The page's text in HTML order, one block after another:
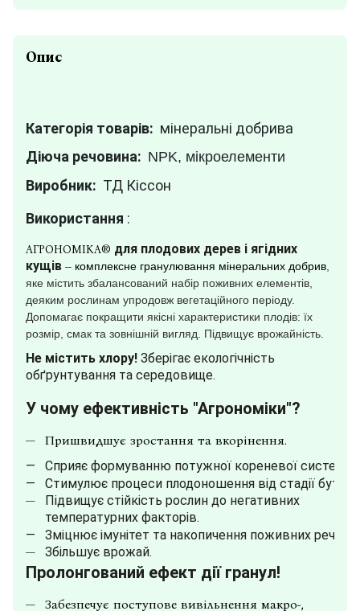
Опис
Категорія товарів: мінеральні добрива
Діюча речовина: NPK, мікроелементи
Виробник: ТД Кіссон
Використання :
АГРОНОМІКА® для плодових дерев і ягідних
кущів – комплексне гранулювання мінеральних добрив,
яке містить збалансований набір поживних елементів,
деяким рослинам упродовж вегетаційного періоду.
Допомагає покращити якісні характеристики плодів: їх
розмір, смак та зовнішній вигляд. Підвищує врожайність.
Не містить хлору! Зберігає екологічність
обґрунтування та середовище.
У чому ефективність "Агрономіки"?
Пришвидшує зростання та вкорінення.
Сприяє формуванню потужної кореневої системи.
Стимулює процеси плодоношення від стадії
Підвищує стійкість рослин до негативних
температурних факторів.
Зміцнює імунітет та накопичення поживних
Збільшує врожай.
Пролонгований ефект дії гранул!
Забезпечує поступове вивільнення макро-,